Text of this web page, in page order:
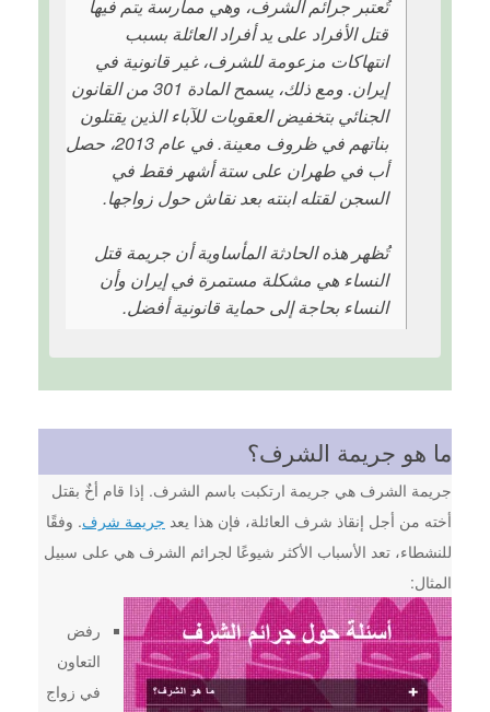
تُعتبر جرائم الشرف، وهي ممارسة يتم فيها
قتل الأفراد على يد أفراد العائلة بسبب
انتهاكات مزعومة للشرف، غير قانونية في
إيران. ومع ذلك، يسمح المادة 301 من القانون
الجنائي بتخفيض العقوبات للآباء الذين يقتلون
بناتهم في ظروف معينة. في عام 2013، حصل
أب في طهران على ستة أشهر فقط في
السجن لقتله ابنته بعد نقاش حول زواجها.
تُظهر هذه الحادثة المأساوية أن جريمة قتل
النساء هي مشكلة مستمرة في إيران وأن
النساء بحاجة إلى حماية قانونية أفضل.
ما هو جريمة الشرف؟
جريمة الشرف هي جريمة ارتكبت باسم الشرف. إذا قام أخٌ بقتل
أخته من أجل إنقاذ شرف العائلة، فإن هذا يعد جريمة شرف. وفقًا
للنشطاء، تعد الأسباب الأكثر شيوعًا لجرائم الشرف هي على سبيل
المثال:
رفض
التعاون
في زواج